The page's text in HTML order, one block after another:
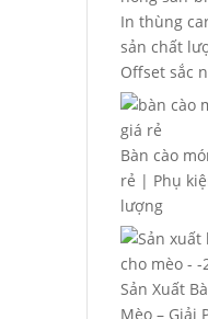
In thùng
sản chất
Offset sắc
Bàn cào
rẻ | Phụ
lượng
Sản Xuất
Mèo – Giải